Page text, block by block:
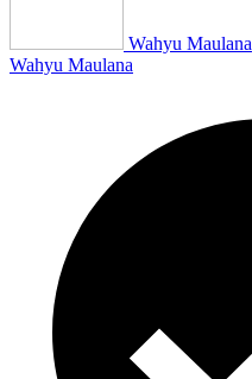
Wahyu Maulana
Wahyu Maulana